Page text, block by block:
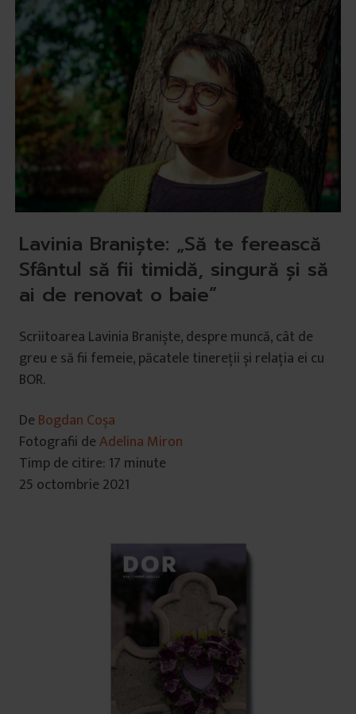
Lavinia Braniște: „Să te ferească
Sfântul să fii timidă, singură și să
ai de renovat o baie”
Scriitoarea Lavinia Braniște, despre muncă, cât de
greu e să fii femeie, păcatele tinereții și relația ei cu
BOR.
De Bogdan Coșa
Fotografii deAdelina Miron
Timp de citire: 17 minute
25 octombrie 2021